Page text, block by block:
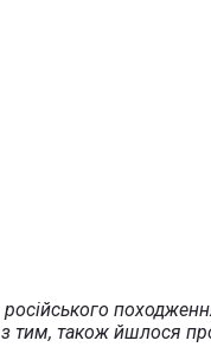
з тим, також йшлося